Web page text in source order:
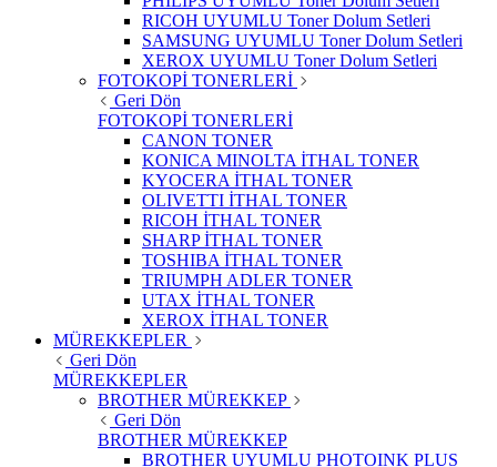
RICOH UYUMLU Toner Dolum Setleri
SAMSUNG UYUMLU Toner Dolum Setleri
XEROX UYUMLU Toner Dolum Setleri
FOTOKOPİ TONERLERİ
Geri Dön
FOTOKOPİ TONERLERİ
CANON TONER
KONICA MINOLTA İTHAL TONER
KYOCERA İTHAL TONER
OLIVETTI İTHAL TONER
RICOH İTHAL TONER
SHARP İTHAL TONER
TOSHIBA İTHAL TONER
TRIUMPH ADLER TONER
UTAX İTHAL TONER
XEROX İTHAL TONER
MÜREKKEPLER
Geri Dön
MÜREKKEPLER
BROTHER MÜREKKEP
Geri Dön
BROTHER MÜREKKEP
BROTHER UYUMLU PHOTOINK PLUS